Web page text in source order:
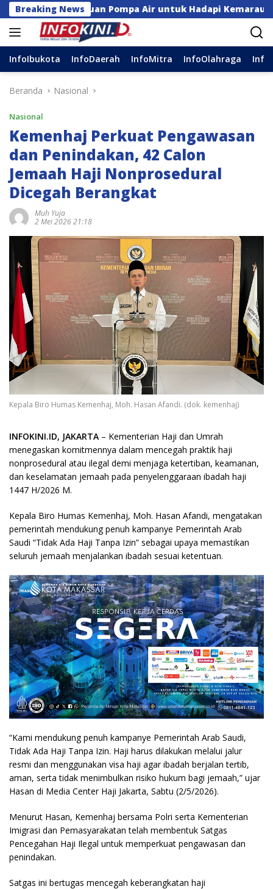
Langsung
ke
konten
Breaking News
Pompa Air untuk Hadapi Kemarau di Sulsel
InfoIbukota InfoDaerah InfoMitra InfoOlahraga
Beranda Nasional
Nasional
Kemenhaj Perkuat Pengawasan
dan Penindakan, 42 Calon
Jemaah Haji Nonprosedural
Dicegah Berangkat
Muh Yuja
2 Mei 2026 21:18
Kepala Biro Humas Kemenhaj, Moh. Hasan Afandi. (dok. kemenhaj)
INFOKINI.ID, JAKARTA – Kementerian Haji dan Umrah
menegaskan komitmennya dalam mencegah praktik haji
nonprosedural atau ilegal demi menjaga ketertiban, keamanan,
dan keselamatan jemaah pada penyelenggaraan ibadah haji
1447 H/2026 M.
Kepala Biro Humas Kemenhaj, Moh. Hasan Afandi, mengatakan
pemerintah mendukung penuh kampanye Pemerintah Arab
Saudi “Tidak Ada Haji Tanpa Izin” sebagai upaya memastikan
seluruh jemaah menjalankan ibadah sesuai ketentuan.
“Kami mendukung penuh kampanye Pemerintah Arab Saudi,
Tidak Ada Haji Tanpa Izin. Haji harus dilakukan melalui jalur
resmi dan menggunakan visa haji agar ibadah berjalan tertib,
aman, serta tidak menimbulkan risiko hukum bagi jemaah,” ujar
Hasan di Media Center Haji Jakarta, Sabtu (2/5/2026).
Menurut Hasan, Kemenhaj bersama Polri serta Kementerian
Imigrasi dan Pemasyarakatan telah membentuk Satgas
Pencegahan Haji Ilegal untuk memperkuat pengawasan dan
penindakan.
Satgas ini bertugas mencegah keberangkatan haji